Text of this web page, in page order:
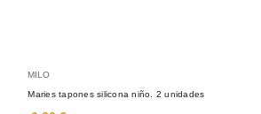
MILO
Maries tapones silicona niño. 2 unidades